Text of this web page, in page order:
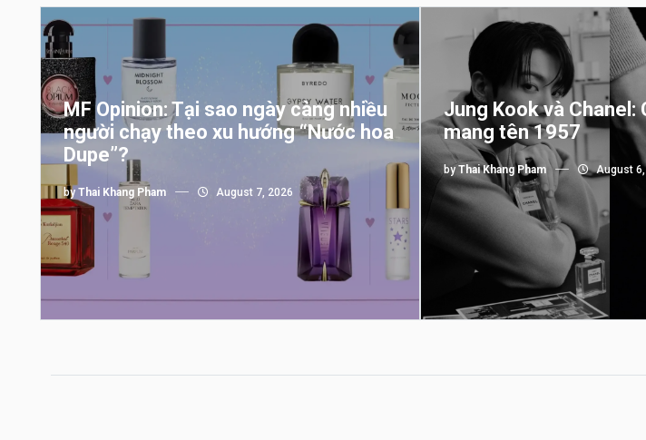
MF Opinion: Tại sao ngày càng nhiều
người chạy theo xu hướng “Nước hoa
Dupe”?
by Thai Khang Pham August 7, 2026
Jung Kook và Chanel:
mang tên 1957
by Thai Khang Pham August 6,